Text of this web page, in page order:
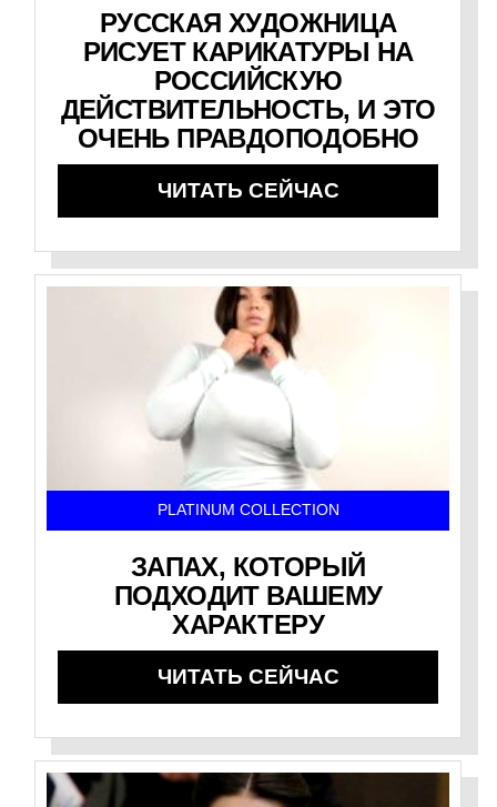
РУССКАЯ ХУДОЖНИЦА
РИСУЕТ КАРИКАТУРЫ НА
РОССИЙСКУЮ
ДЕЙСТВИТЕЛЬНОСТЬ, И ЭТО
ОЧЕНЬ ПРАВДОПОДОБНО
ЧИТАТЬ СЕЙЧАС
PLATINUM COLLECTION
ЗАПАХ, КОТОРЫЙ
ПОДХОДИТ ВАШЕМУ
ХАРАКТЕРУ
ЧИТАТЬ СЕЙЧАС